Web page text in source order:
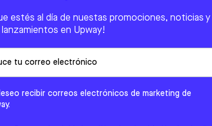
estés al día de nuestas promociones, noticias y
en Upway!
recibir correos electrónicos de marketing de